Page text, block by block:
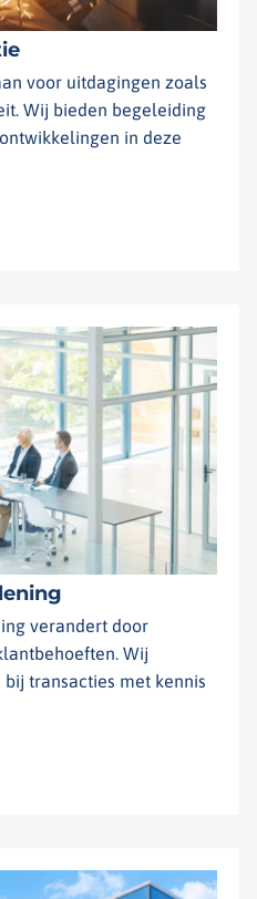
voor uitdagingen zoals
Wij bieden begeleiding
in deze
verandert door
Wij
transacties met kennis